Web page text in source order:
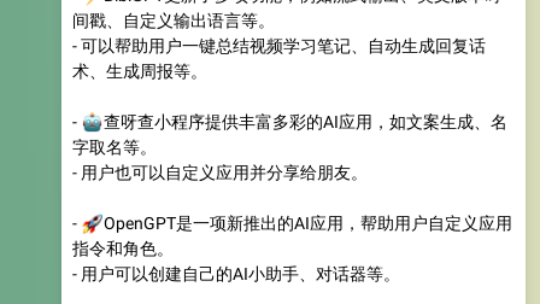
间戳、自定义输出语言等。
- 可以帮助用户一键总结视频学习笔记、自动生成回复话
术、生成周报等。
-
查呀查小程序提供丰富多彩的AI应用，如文案生成、名
字取名等。
- 用户也可以自定义应用并分享给朋友。
-
OpenGPT是一项新推出的AI应用，帮助用户自定义应用
指令和角色。
- 用户可以创建自己的AI小助手、对话器等。